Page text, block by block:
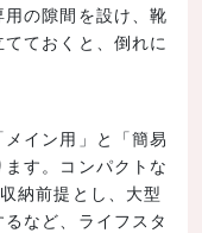
の隙間を設け、靴
ておくと、倒れに
イン用」と「簡易
す。コンパクトな
納前提とし、大型
など、ライフスタ